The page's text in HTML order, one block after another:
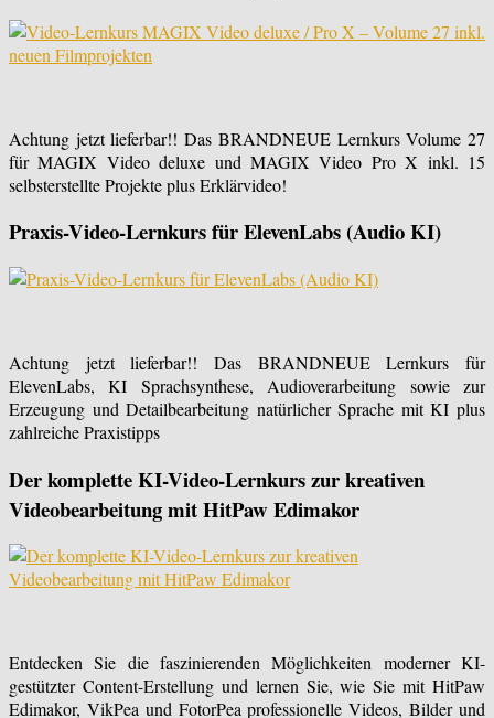
Achtung jetzt lieferbar!! Das BRANDNEUE Lernkurs Volume 27
für MAGIX Video deluxe und MAGIX Video Pro X inkl. 15
selbsterstellte Projekte plus Erklärvideo!
Praxis-Video-Lernkurs für ElevenLabs (Audio KI)
Achtung jetzt lieferbar!! Das BRANDNEUE Lernkurs für
ElevenLabs, KI Sprachsynthese, Audioverarbeitung sowie zur
Erzeugung und Detailbearbeitung natürlicher Sprache mit KI plus
zahlreiche Praxistipps
Der komplette KI-Video-Lernkurs zur kreativen
Videobearbeitung mit HitPaw Edimakor
Entdecken Sie die faszinierenden Möglichkeiten moderner KI-
gestützter Content-Erstellung und lernen Sie, wie Sie mit HitPaw
Edimakor, VikPea und FotorPea professionelle Videos, Bilder und